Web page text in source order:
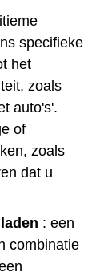
specifieke
het
zoals
auto's'.
of
zoals
dat u
: een
combinatie